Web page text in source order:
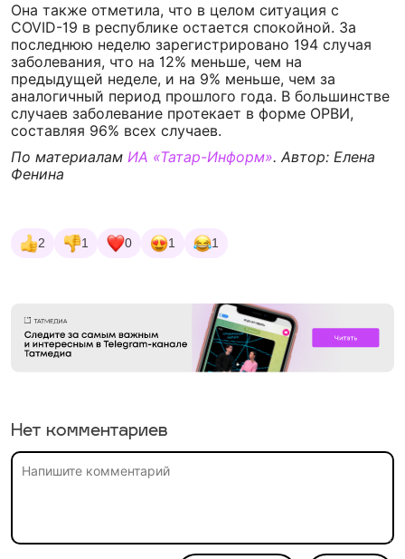
Она также отметила, что в целом ситуация с
COVID-19 в республике остается спокойной. За
последнюю неделю зарегистрировано 194 случая
заболевания, что на 12% меньше, чем на
предыдущей неделе, и на 9% меньше, чем за
аналогичный период прошлого года. В большинстве
случаев заболевание протекает в форме ОРВИ,
составляя 96% всех случаев.
По материалам ИА «Татар-Информ». Автор: Елена
Фенина
2 1 0 1 1
Нет комментариев